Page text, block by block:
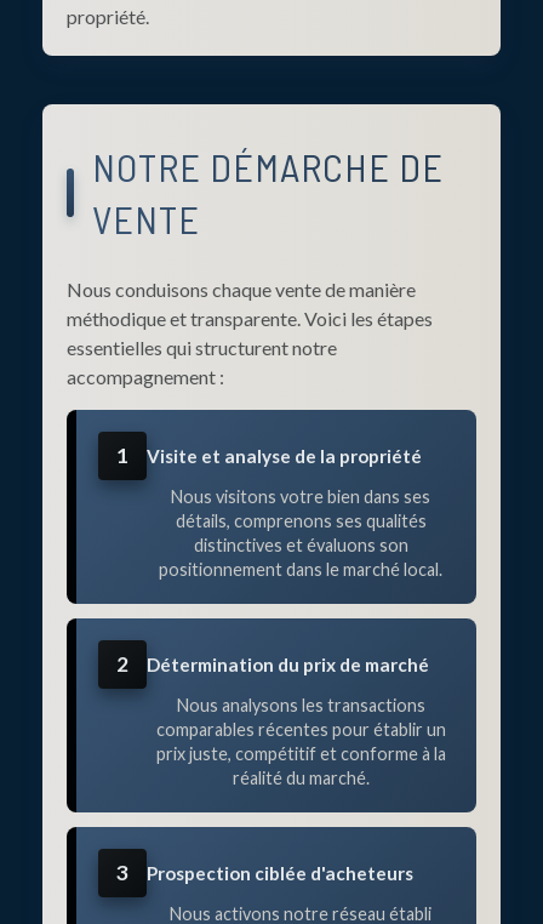
propriété.
NOTRE DÉMARCHE DE
VENTE
Nous conduisons chaque vente de manière
méthodique et transparente. Voici les étapes
essentielles qui structurent notre
accompagnement :
1 Visite et analyse de la propriété
Nous visitons votre bien dans ses
détails, comprenons ses qualités
distinctives et évaluons son
positionnement dans le marché local.
2 Détermination du prix de marché
Nous analysons les transactions
comparables récentes pour établir un
prix juste, compétitif et conforme à la
réalité du marché.
3 Prospection ciblée d'acheteurs
Nous activons notre réseau établi